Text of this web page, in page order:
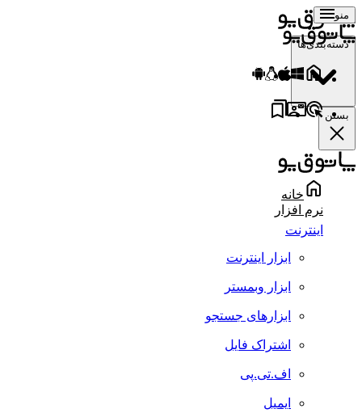
منو
دسته‌بندی‌ها
بستن
خانه
نرم افزار
اینترنت
ابزار اینترنت
ابزار وبمستر
ابزارهای جستجو
اشتراک فایل
اف.تی.پی
ایمیل